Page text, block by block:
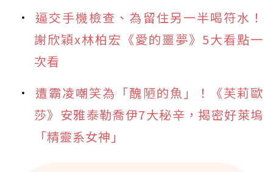
逼交手機檢查、為留住另一半喝符水！
謝欣穎x林柏宏《愛的噩夢》5大看點一
次看
遭霸凌嘲笑為「醜陋的魚」！《芙莉歐
莎》安雅泰勒喬伊7大秘辛，揭密好萊塢
「精靈系女神」